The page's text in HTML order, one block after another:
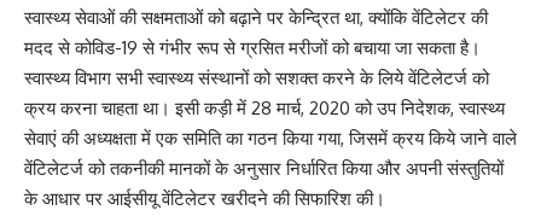
स्वास्थ्य सेवाओं की सक्षमताओं को बढ़ाने पर केन्द्रित था, क्योंकि वेंटिलेटर की
मदद से कोविड-19 से गंभीर रूप से ग्रसित मरीजों को बचाया जा सकता है।
स्वास्थ्य विभाग सभी स्वास्थ्य संस्थानों को सशक्त करने के लिये वेंटिलेटर्ज को
क्रय करना चाहता था। इसी कड़ी में 28 मार्च, 2020 को उप निदेशक, स्वास्थ्य
सेवाएं की अध्यक्षता में एक समिति का गठन किया गया, जिसमें क्रय किये जाने वाले
वेंटिलेटर्ज को तकनीकी मानकों के अनुसार निर्धारित किया और अपनी संस्तुतियों
के आधार पर आईसीयू वेंटिलेटर खरीदने की सिफारिश की।